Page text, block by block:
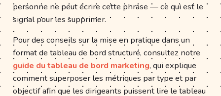
personne ne peut écrire cette phrase — ce qui est le
signal pour les supprimer.
Pour des conseils sur la mise en pratique dans un
format de tableau de bord structuré, consultez notre
guide du tableau de bord marketing, qui explique
comment superposer les métriques par type et par
objectif afin que les dirigeants puissent lire le tableau